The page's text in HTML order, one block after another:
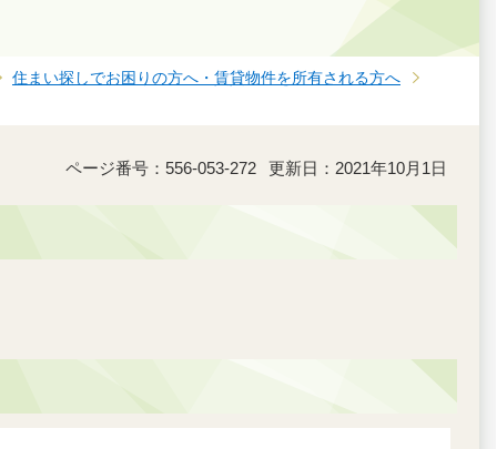
住まい探しでお困りの方へ・賃貸物件を所有される方へ
ページ番号：556-053-272 更新日：2021年10月1日